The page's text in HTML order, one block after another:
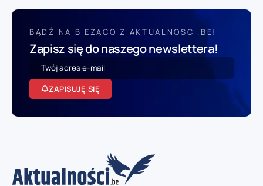
BĄDŹ NA BIEŻĄCO Z AKTUALNOSCI.BE!
Zapisz się do naszego newslettera!
ZAPISUJĘ SIĘ